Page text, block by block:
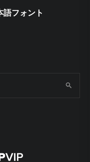
語フォント